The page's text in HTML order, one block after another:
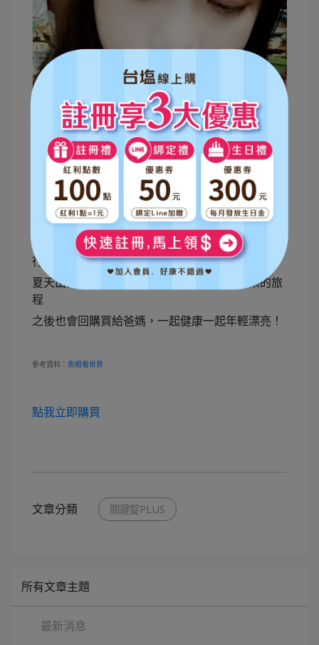
我還要留幾天的份量等下個月到台北看演唱會+旅
行用
夏天出門真的很辛苦，但願能有個輕鬆又快樂的旅
程
之後也會回購買給爸媽，一起健康一起年輕漂亮！
參考資料： 魚眼看世界
點我立即購買
文章分類 關鍵錠PLUS
所有文章主題
最新消息